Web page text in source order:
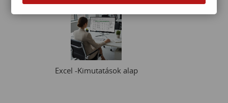
Excel -Kimutatások alap